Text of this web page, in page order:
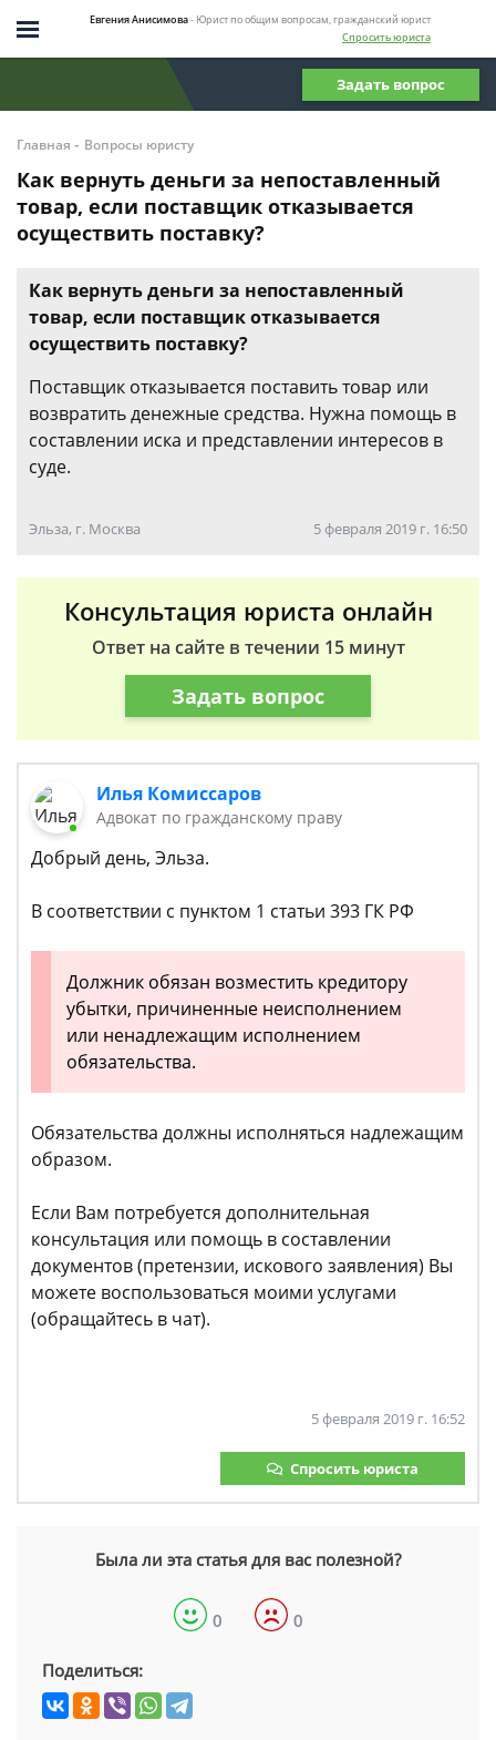
Евгения Анисимова- Юрист по общим вопросам, гражданский юрист
Спросить юриста
Задать вопрос
Главная - Вопросы юристу
Как вернуть деньги за непоставленный
товар, если поставщик отказывается
осуществить поставку?
Как вернуть деньги за непоставленный
товар, если поставщик отказывается
осуществить поставку?
Поставщик отказывается поставить товар или
возвратить денежные средства. Нужна помощь в
составлении иска и представлении интересов в
суде.
Эльза, г. Москва 5 февраля 2019 г. 16:50
Консультация юриста онлайн
Ответ на сайте в течении 15 минут
Задать вопрос
Илья Комиссаров
Адвокат по гражданскому праву
Добрый день, Эльза.
В соответствии с пунктом 1 статьи 393 ГК РФ
Должник обязан возместить кредитору
убытки, причиненные неисполнением
или ненадлежащим исполнением
обязательства.
Обязательства должны исполняться надлежащим
образом.
Если Вам потребуется дополнительная
консультация или помощь в составлении
документов (претензии, искового заявления) Вы
можете воспользоваться моими услугами
(обращайтесь в чат).
5 февраля 2019 г. 16:52
Спросить юриста
Была ли эта статья для вас полезной?
0 0
Поделиться: